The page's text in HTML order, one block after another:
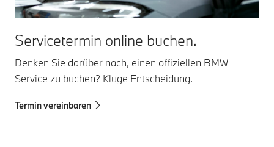
Servicetermin online buchen.
Denken Sie darüber nach, einen offiziellen BMW
Service zu buchen? Kluge Entscheidung.
Termin vereinbaren